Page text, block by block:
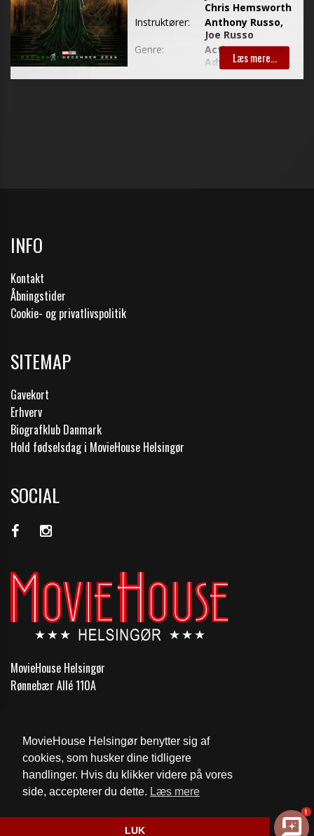
MovieHouse Helsingør benytter sig af
cookies, som husker dine tidligere
handlinger. Hvis du klikker videre på vores
side, accepterer du dette. Læs mere
LUK
INFO
Kontakt
Åbningstider
Cookie- og privatlivspolitik
SITEMAP
Gavekort
Erhverv
Biografklub Danmark
Hold fødselsdag i MovieHouse Helsingør
SOCIAL
MovieHouse Helsingør
Rønnebær Allé 110A
Email: mail@moviehouse-helsingor.dk
Cookie- og privatlivspolitik
1